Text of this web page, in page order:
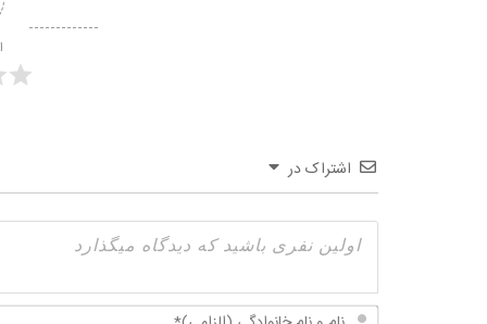
اشتراک در